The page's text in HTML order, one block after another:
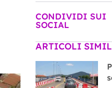
CONDIVIDI SUI
SOCIAL
ARTICOLI